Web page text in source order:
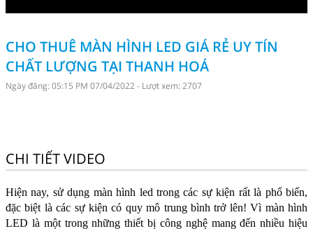
CHO THUÊ MÀN HÌNH LED GIÁ RẺ UY TÍN
CHẤT LƯỢNG TẠI THANH HOÁ
Ngày đăng: 05:15 PM 07/04/2022 - Lượt xem: 2707
CHI TIẾT VIDEO
Hiện nay, sử dụng màn hình led trong các sự kiện rất là phổ biến,
đặc biệt là các sự kiện có quy mô trung bình trở lên! Vì màn hình
LED là một trong những thiết bị công nghệ mang đến nhiều hiệu